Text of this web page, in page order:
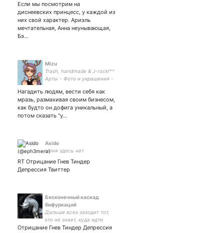
Если мы посмотрим на
диснеевских принцесс, у каждой из
них свой характер. Ариэль
мечтательная, Анна неунывающая,
Бэ…
Mizu
Trash, handmade & J-rock!^^
Арты - Фото и украшения -
Нагадить людям, вести себя как
мразь, размахивая своим бизнесом,
как будто он дофига уникальный, а
потом сказать "у…
Asido
меня здесь нет
RT Отрицание Гнев Тиндер
Депрессия Твиттер
Бесконечный каскад
бифуркаций
Дальше всех заходит тот,
кто не знает, куда идти
Отрицание Гнев Тиндер Депрессия